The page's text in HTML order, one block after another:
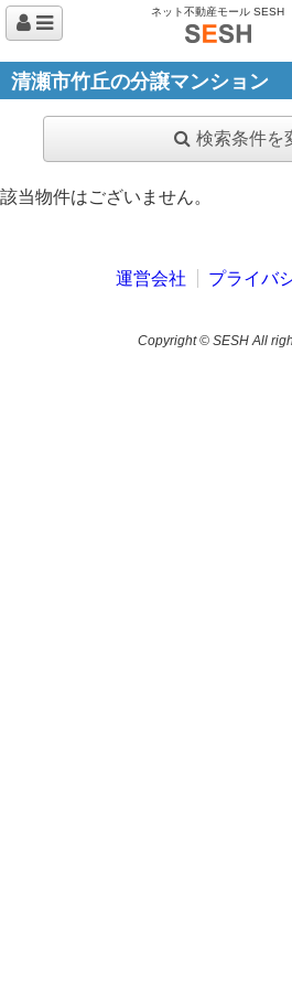
ネット不動産モール SESH
清瀬市竹丘の分譲マンション
検索条件を
該当物件はございません。
運営会社 プライバ
Copyright © SESH All